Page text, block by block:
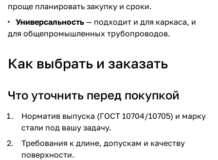
проще планировать закупку и сроки.
Универсальность — подходит и для каркаса, и
для общепромышленных трубопроводов.
Как выбрать и заказать
Что уточнить перед покупкой
Норматив выпуска (ГОСТ 10704/10705) и марку
стали под вашу задачу.
Требования к длине, допускам и качеству
поверхности.